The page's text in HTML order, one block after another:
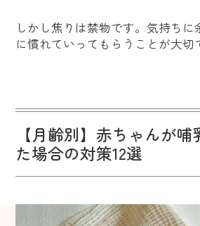
しかし焦りは禁物です。気持ちに
に慣れていってもらうことが大切
【月齢別】赤ちゃんが
た場合の対策12選